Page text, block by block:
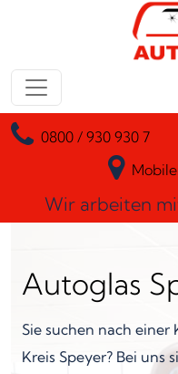
Zum Inhalt springen
Hauptnavigation
0800 / 930 930 7
Wir arbeiten
Autoglas
Sie suchen nach
Kreis Speyer? Bei uns